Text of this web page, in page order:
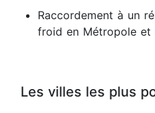
Raccordement à un
froid en Métropole et
Les villes les plus